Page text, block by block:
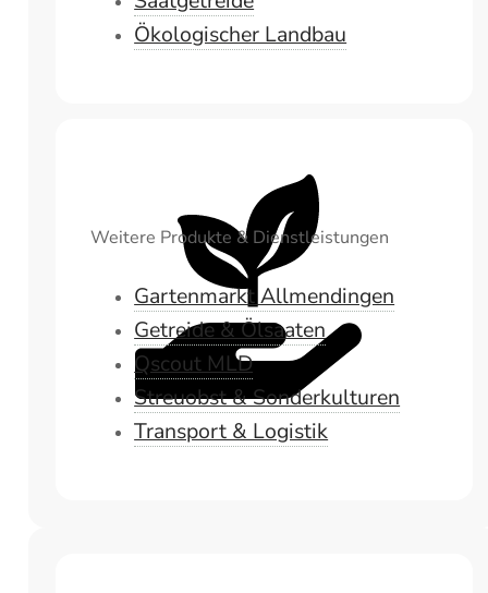
Ökologischer Landbau
Weitere Produkte & Dienstleistungen
Gartenmarkt Allmendingen
Getreide & Ölsaaten
Qscout MLD
Streuobst & Sonderkulturen
Transport & Logistik